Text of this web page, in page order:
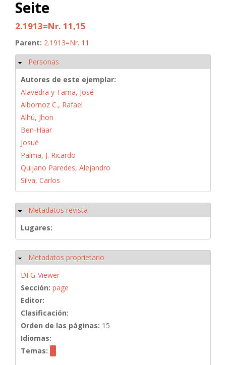
Seite
2.1913=Nr. 11,15
Parent: 2.1913=Nr. 11
Ocultar
Personas
Autores de este ejemplar:
Alavedra y Tama, José
Albornoz C., Rafael
Alhú, Jhon
Ben-Häar
Josué
Palma, J. Ricardo
Quijano Paredes, Alejandro
Silva, Carlos
Ocultar
Metadatos revista
Lugares:
Ocultar
Metadatos proprietario
DFG-Viewer
Sección: page
Editor:
Clasificación:
Orden de las páginas: 15
Idiomas:
Temas: